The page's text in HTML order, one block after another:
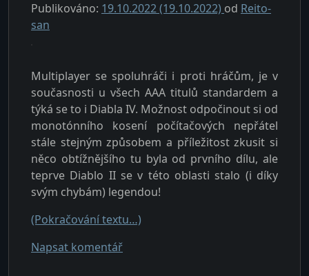
Publikováno: 19.10.2022(19.10.2022) od Reito-
san
Multiplayer se spoluhráči i proti hráčům, je v
současnosti u všech AAA titulů standardem a
týká se to i Diabla IV. Možnost odpočinout si od
monotónního kosení počítačových nepřátel
stále stejným způsobem a příležitost zkusit si
něco obtížnějšího tu byla od prvního dílu, ale
teprve Diablo II se v této oblasti stalo (i díky
svým chybám) legendou!
(Pokračování textu…)
Napsat komentářu textu s názvem PVP v Diablu: